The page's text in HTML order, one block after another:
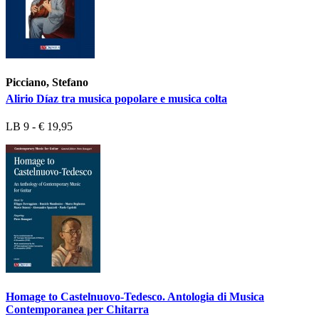
Picciano, Stefano
Alirio Díaz tra musica popolare e musica colta
LB 9 - € 19,95
Homage to Castelnuovo-Tedesco. Antologia di Musica
Contemporanea per Chitarra